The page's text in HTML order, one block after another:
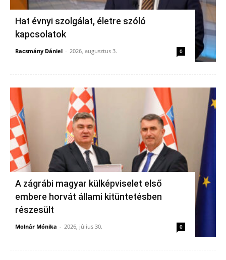
Hat évnyi szolgálat, életre szóló
kapcsolatok
Racsmány Dániel - 2026, augusztus 3. 0
A zágrábi magyar külképviselet első
embere horvát állami kitüntetésben
részesült
Molnár Mónika - 2026, július 30. 0